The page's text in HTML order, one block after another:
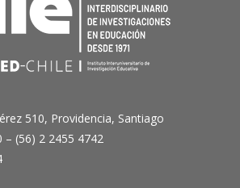
510, Providencia, Santiago
– (56) 2 2455 4742